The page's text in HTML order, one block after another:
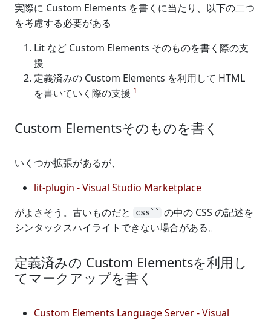
実際に Custom Elements を書くに当たり、以下の二つ
を考慮する必要がある
Lit など Custom Elements そのものを書く際の支
援
定義済みの Custom Elements を利用して HTML
を書いていく際の支援 1
Custom Elementsそのものを書く
いくつか拡張があるが、
lit-plugin - Visual Studio Marketplace
がよさそう。古いものだと
css``
の中の CSS の記述を
シンタックスハイライトできない場合がある。
定義済みの Custom Elementsを利用し
てマークアップを書く
Custom Elements Language Server - Visual